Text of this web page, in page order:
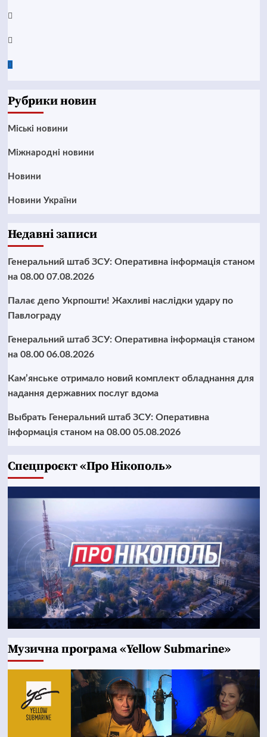
Instagram
Twitter
Google
Рубрики новин
Mіські новини
Міжнародні новини
Новини
Новини України
Недавні записи
Генеральний штаб ЗСУ: Оперативна інформація станом
на 08.00 07.08.2026
Палає депо Укрпошти! Жахливі наслідки удару по
Павлограду
Генеральний штаб ЗСУ: Оперативна інформація станом
на 08.00 06.08.2026
Кам’янське отримало новий комплект обладнання для
надання державних послуг вдома
Выбрать Генеральний штаб ЗСУ: Оперативна
інформація станом на 08.00 05.08.2026
Cпецпроєкт «Про Нікополь»
Музична програма «Yellow Submarine»